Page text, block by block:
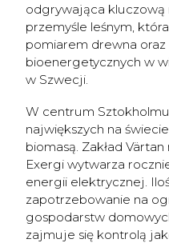
odgrywająca kluczową
przemyśle leśnym,
pomiarem drewna
bioenergetycznych w
w Szwecji.
W centrum
największych na
biomasą. Zakład
Exergi wytwarza
energii elektrycznej.
zapotrzebowanie na
gospodarstw
zajmuje się kontrolą